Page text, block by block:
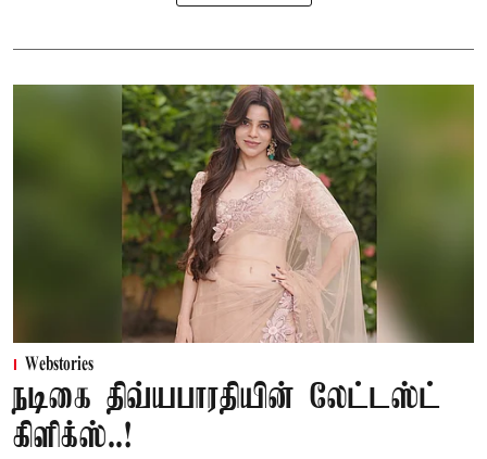
Webstories
நடிகை திவ்யபாரதியின் லேட்டஸ்ட்
கிளிக்ஸ்..!